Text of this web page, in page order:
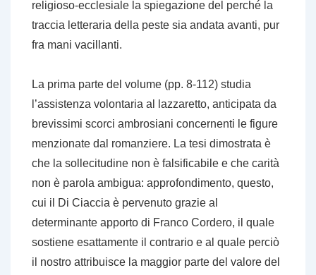
religioso-ecclesiale la spiegazione del perché la
traccia letteraria della peste sia andata avanti, pur
fra mani vacillanti.
La prima parte del volume (pp. 8-112) studia
l’assistenza volontaria al lazzaretto, anticipata da
brevissimi scorci ambrosiani concernenti le figure
menzionate dal romanziere. La tesi dimostrata è
che la sollecitudine non è falsificabile e che carità
non è parola ambigua: approfondimento, questo,
cui il Di Ciaccia è pervenuto grazie al
determinante apporto di Franco Cordero, il quale
sostiene esattamente il contrario e al quale perciò
il nostro attribuisce la maggior parte del valore del